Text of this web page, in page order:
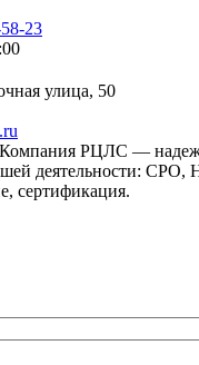
23
улица, 50
РЦЛС —
деятельности: СРО,
сертификация.